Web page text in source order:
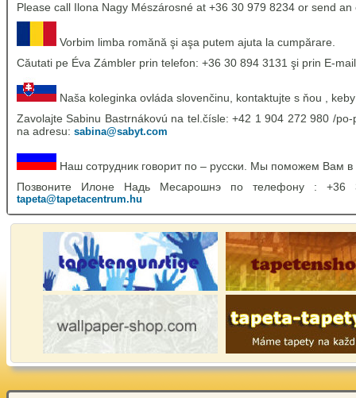
Please call Ilona Nagy Mészárosné at +36 30 979 8234 or send
Vorbim limba romănă şi aşa putem ajuta la cumpărare.
Căutati pe Éva Zámbler prin telefon: +36 30 894 3131 şi prin E-
Naša koleginka ovláda slovenčinu, kontaktujte s ňou ,
Zavolajte Sabinu Bastrnákovú na tel.čísle: +42 1 904 272 980 /
na adresu: sabina@sabyt.com
Наш сотрудник говорит по – русски. Мы поможем Вам
Позвоните Илоне Надь Месарошнэ по телефону :
tapeta@tapetacentrum.hu